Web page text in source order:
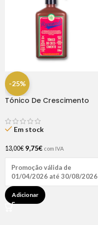
-25%
Tónico De Crescimento
Em stock
13,00€ 9,75€ com IVA
Promoção válida de
01/04/2026 até 30/08/2026
Adicionar